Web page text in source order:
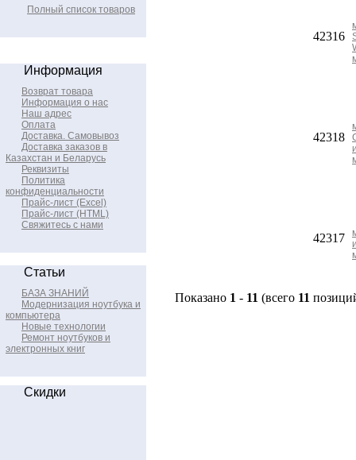
Полный список товаров
Информация
Возврат товара
Информация о нас
Наш адрес
Оплата
Доставка. Самовывоз
Доставка заказов в
Казахстан и Беларусь
Реквизиты
Политика
конфиденциальности
Прайс-лист (Excel)
Прайс-лист (HTML)
Свяжитесь с нами
Статьи
БАЗА ЗНАНИЙ
Модернизация ноутбука и
компьютера
Новые технологии
Ремонт ноутбуков и
электронных книг
Скидки
42316
42318
42317
Показано 1 - 11 (всего 11